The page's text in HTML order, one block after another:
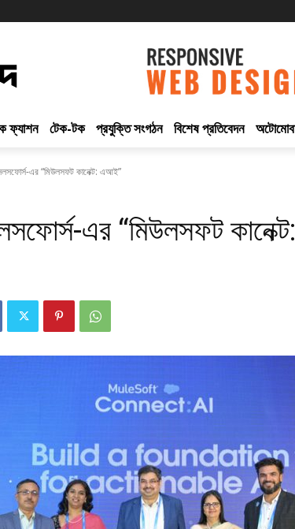
ফ্যাশন টেক-টক প্রযুক্তি সংগঠন বিশেষ প্রতিবেদন
এর “মিউলসফট কানেক্ট: এআই”
এর “মিউলসফট